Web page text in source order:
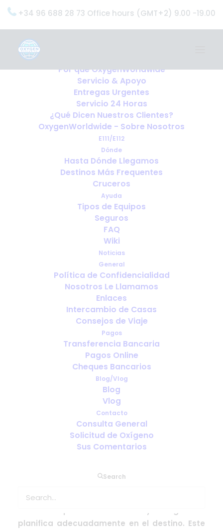
+34 96 688 28 73 Office hours (GMT+2) 9.00 -19.00
OxygenWorldwide (¿Qué Hacemos?)
Por qué OxygenWorldwide
Servicio & Apoyo
Entregas Urgentes
Servicio 24 Horas
¿Qué Dicen Nuestros Clientes?
OxygenWorldwide - Sobre Nosotros
E111/E112
Dónde
Hasta Dónde Llegamos
Destinos Más Frequentes
Cruceros
Ayuda
Tipos de Equipos
Seguros
FAQ
Wiki
Noticias
General
Política de Confidencialidad
Nosotros Le Llamamos
Enlaces
Intercambio de Casas
Consejos de Viaje
Pagos
Transferencia Bancaria
Pagos Online
Cheques Bancarios
Blog/Vlog
Blog
Vlog
Contacto
Consulta General
Solicitud de Oxígeno
Sus Comentarios
Search
¿Puedo viajar largas
distancias con oxígeno de
forma segura?
FEBRERO 13, 2026 | INESPAÑOL
La mayoría de los médicos coinciden en que
medicinal suelen ser seguros cuando el
planifica adecuadamente en el destino. Este